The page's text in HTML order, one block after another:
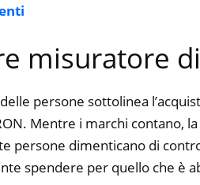
misuratore
persone sottolinea
Mentre i marchi contano,
persone dimenticano di
spendere per quello che è